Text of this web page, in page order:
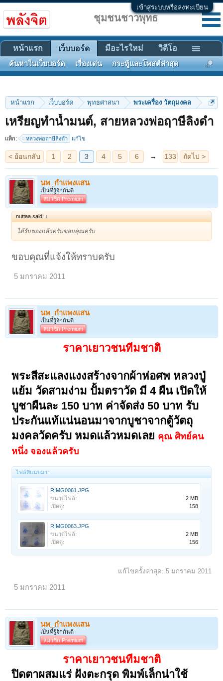
เข้าสู่ระบบหรือลงทะเบียน
หน้าแรก เว็บบอร์ด พุทธศาสนา พระเครื่อง วัตถุมงคล
เหรียญทำน้ำมนต์, สายหลวงพ่อฤาษีลิงดำ
แท็ก: หลวงพ่อฤาษีลิงดำ แก้ไข
นพ_กำแพงแสน
เป็นที่รู้จักกันดี
สมาชิก Premium
nuttaa said: ↑
ได้รับของแล้วครับขอบคุณครับ
ขอบคุณที่แจ้งให้ทราบครับ
5 มกราคม 2011
นพ_กำแพงแสน
เป็นที่รู้จักกันดี
สมาชิก Premium
ราคาเยาวชนทีมชาติ
พระสีสะแลงแงงสร้างจากผ้าห่อศพ หลวงปู่
แย้ม วัดสามง่าม ปั้มตราวัด มี 4 ผืน เปิดให้
บูชาผืนละ 150 บาท ค่าจัดส่ง 50 บาท รับ
ประกันแท้แน่นอนมาจากบูชาจากตู้วัตถุ
มงคลวัดครับ หมดแล้วหมดเลย คุณ ศิทย์คน
หนึ่ง จองแล้วครับ
ไฟล์ที่แนบมา:
RIMG0061.JPG
ขนาดไฟล์:
2 MB
เปิดดู:
158
RIMG0063.JPG
ขนาดไฟล์:
2 MB
เปิดดู:
156
แก้ไขครั้งล่าสุด: 5 มกราคม 2011
5 มกราคม 2011
นพ_กำแพงแสน
เป็นที่รู้จักกันดี
สมาชิก Premium
ราคาเยาวชนทีมชาติ
ปิดตาผสมแร่ ฝังตะกรุด พิมพ์เล็กน่าใช้
ชุมชนชาวพุทธ
หน้าแรก เว็บบอร์ด
ค้นหาในเว็บบอร์ด เรื่องเด่น กระทู้และโพสต์ล่าสุด
มีอะไรใหม่ วิดีโอ